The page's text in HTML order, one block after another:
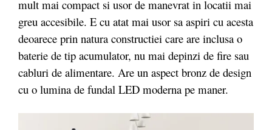
mult mai compact si usor de manevrat in locatii mai
greu accesibile. E cu atat mai usor sa aspiri cu acesta
deoarece prin natura constructiei care are inclusa o
baterie de tip acumulator, nu mai depinzi de fire sau
cabluri de alimentare. Are un aspect bronz de design
cu o lumina de fundal LED moderna pe maner.